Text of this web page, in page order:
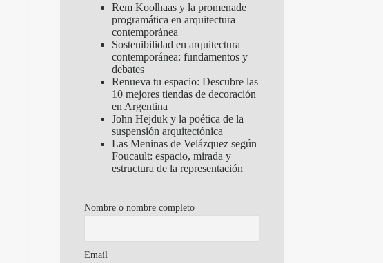
Rem Koolhaas y la promenade
programática en arquitectura
contemporánea
Sostenibilidad en arquitectura
contemporánea: fundamentos y
debates
Renueva tu espacio: Descubre las
10 mejores tiendas de decoración
en Argentina
John Hejduk y la poética de la
suspensión arquitectónica
Las Meninas de Velázquez según
Foucault: espacio, mirada y
estructura de la representación
Nombre o nombre completo
Email